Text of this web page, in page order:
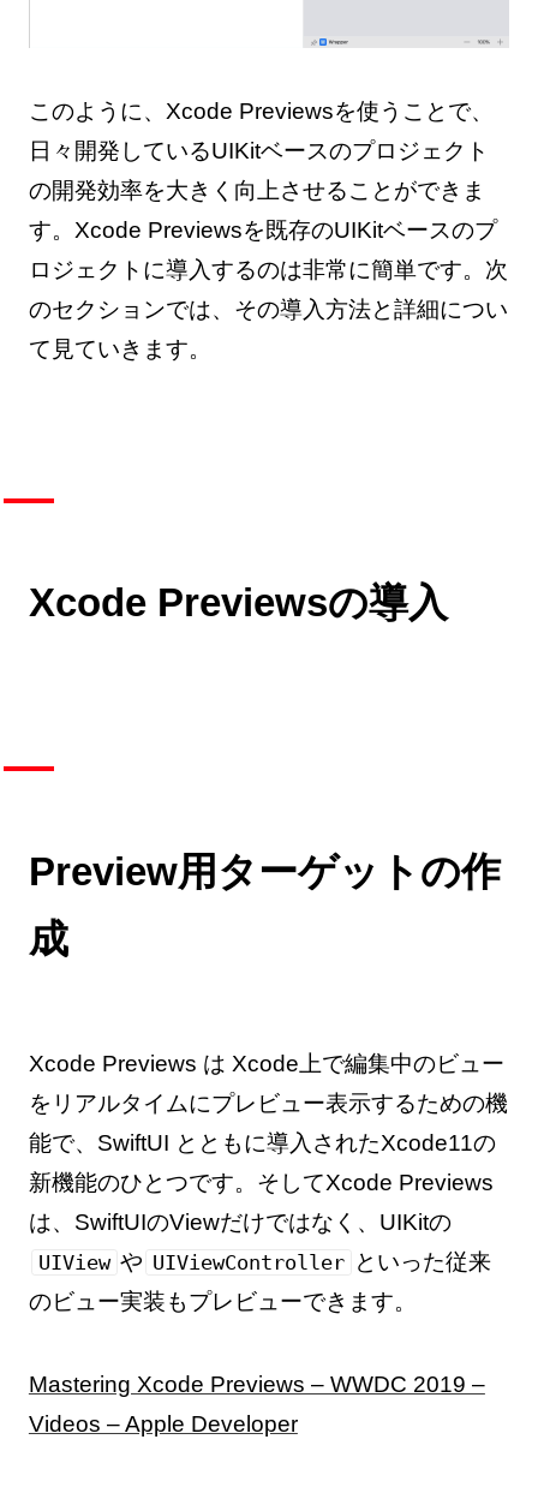
このように、Xcode Previewsを使うことで、
日々開発しているUIKitベースのプロジェクト
の開発効率を大きく向上させることができま
す。Xcode Previewsを既存のUIKitベースのプ
ロジェクトに導入するのは非常に簡単です。次
のセクションでは、その導入方法と詳細につい
て見ていきます。
Xcode Previewsの導入
Preview用ターゲットの作
成
Xcode Previews は Xcode上で編集中のビュー
をリアルタイムにプレビュー表示するための機
能で、SwiftUI とともに導入されたXcode11の
新機能のひとつです。そしてXcode Previews
は、SwiftUIのViewだけではなく、UIKitの
UIView や UIViewController といった従来
のビュー実装もプレビューできます。
Mastering Xcode Previews – WWDC 2019 –
Videos – Apple Developer